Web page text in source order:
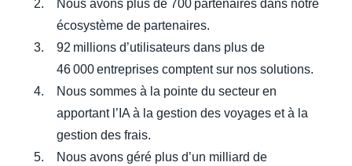
Nous avons plus de 700 partenaires dans notre
écosystème de partenaires.
92 millions d’utilisateurs dans plus de
46 000 entreprises comptent sur nos solutions.
Nous sommes à la pointe du secteur en
apportant l’IA à la gestion des voyages et à la
gestion des frais.
Nous avons géré plus d’un milliard de